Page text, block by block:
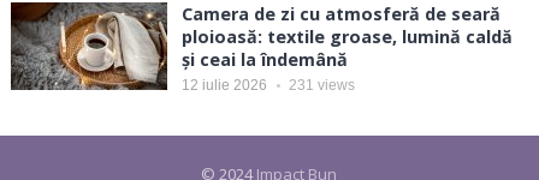
Camera de zi cu atmosferă de seară
ploioasă: textile groase, lumină caldă
și ceai la îndemână
12 iulie 2026 231 views
© 2024Impact Bun